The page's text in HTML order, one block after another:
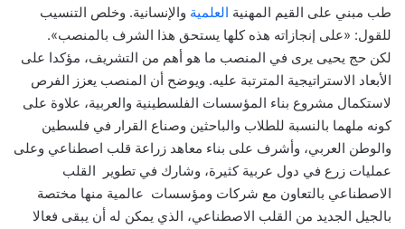
طب مبني على القيم المهنية العلمية والإنسانية. وخلص التنسيب
للقول: «على إنجازاته هذه كلها يستحق هذا الشرف بالمنصب».
لكن حج يحيى يرى في المنصب ما هو أهم من التشريف، مؤكدا على
الأبعاد الاستراتيجية المترتبة عليه. ويوضح أن المنصب يعزز الفرص
لاستكمال مشروع بناء المؤسسات الفلسطينية والعربية، علاوة على
كونه ملهما بالنسبة للطلاب والباحثين وصناع القرار في فلسطين
والوطن العربي، وأشرف على بناء معاهد زراعة قلب اصطناعي وعلى
عمليات زرع في دول عربية كثيرة، وشارك في تطوير القلب
الاصطناعي بالتعاون مع شركات ومؤسسات عالمية منها مختصة
بالجيل الجديد من القلب الاصطناعي، الذي يمكن له أن يبقى فعالا